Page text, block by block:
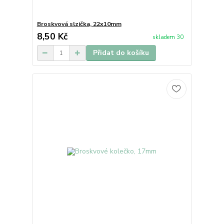
Broskvová slzička, 22x10mm
8,50 Kč skladem 30
Přidat do košíku